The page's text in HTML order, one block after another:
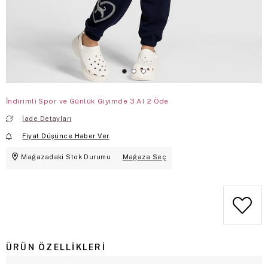
İndirimli Spor ve Günlük Giyimde 3 Al 2 Öde
İade Detayları
Fiyat Düşünce Haber Ver
Mağazadaki Stok Durumu Mağaza Seç
ÜRÜN ÖZELLIKLERI